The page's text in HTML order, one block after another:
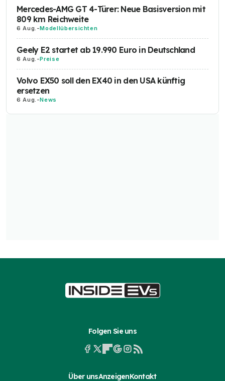
Mercedes-AMG GT 4-Türer: Neue Basisversion mit
809 km Reichweite
6 Aug. -Modellübersichten
Geely E2 startet ab 19.990 Euro in Deutschland
6 Aug. -Preise
Volvo EX50 soll den EX40 in den USA künftig
ersetzen
6 Aug. -News
Folgen Sie uns
Über unsAnzeigenKontakt